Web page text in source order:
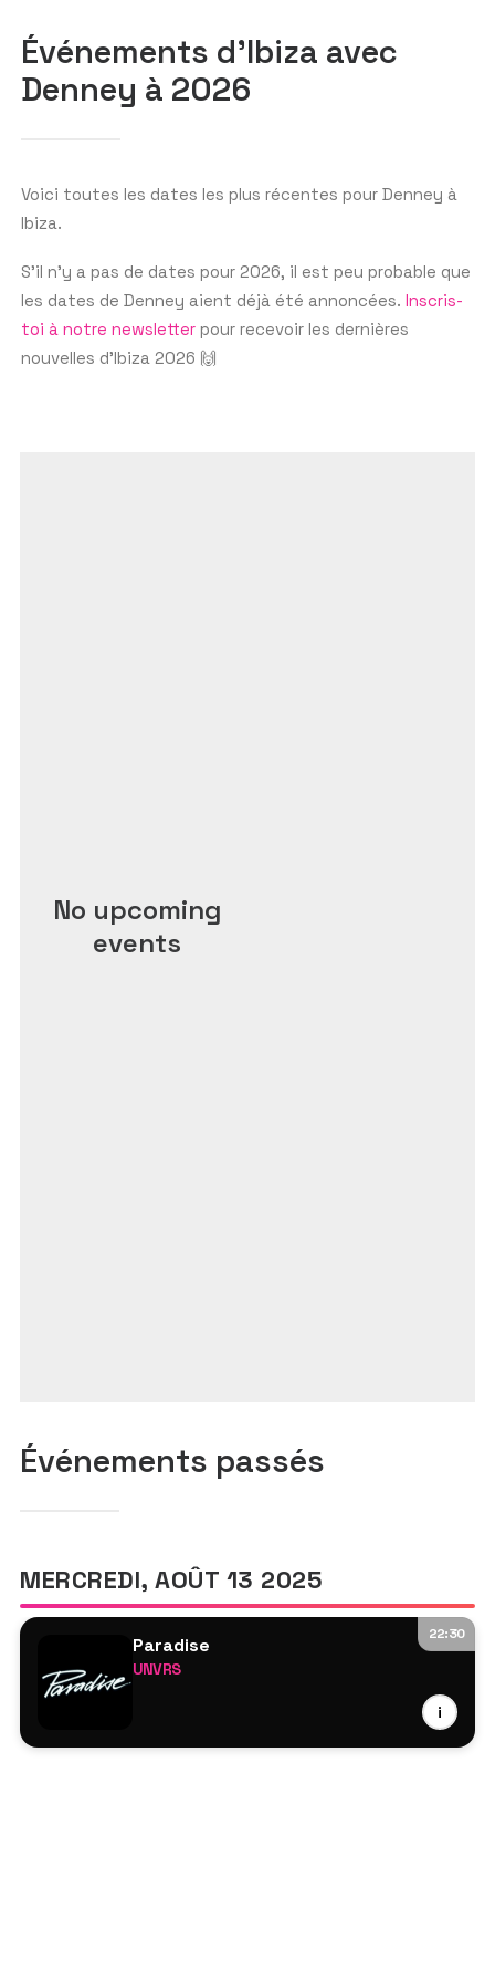
GET THE APP
Événements d'Ibiza avec
Denney à 2026
Voici toutes les dates les plus récentes pour Denney à
Ibiza.
S’il n’y a pas de dates pour 2026, il est peu probable que
les dates de Denney aient déjà été annoncées. Inscris-
toi à notre newsletter pour recevoir les dernières
nouvelles d’Ibiza 2026 🙌
No upcoming
events
Événements passés
MERCREDI, AOÛT 13 2025
22:30
Paradise
UNVRS
i
Denney